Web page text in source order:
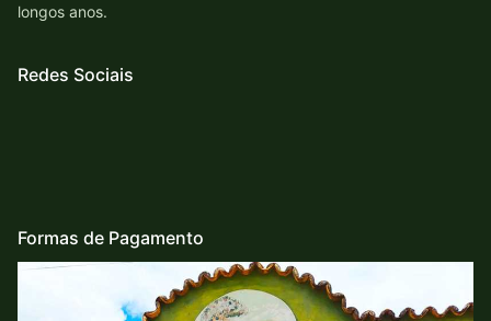
longos anos.
Redes Sociais
Formas de Pagamento